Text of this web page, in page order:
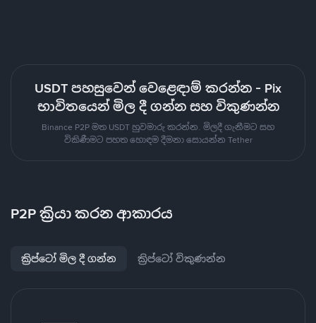
USDT පහසුවෙන් වෙළෙඳාම් කරන්න - Pix
භාවිතයෙන් මිල දී ගන්න සහ විකුණන්න
Binance P2P මත USDT හුවමාරු කරන්න. මිලදී ගැනීමට සහ
විකිණීමට පහත හොඳම දීමනා සොයන්න Tether
P2P ක්‍රියා කරන ආකාරය
ක්‍රිප්ටෝ මිල දී ගන්න ක්‍රිප්ටෝ විකුණන්න